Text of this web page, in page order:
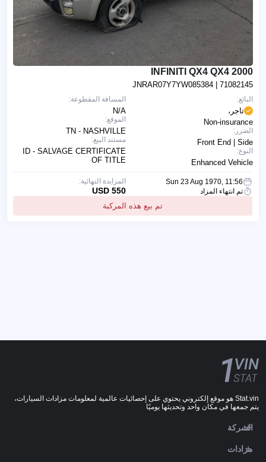
2000 INFINITI QX4 QX4
JNRAR07Y7YW085384 | 71082145
المسافة المقطوعة:
N/A
الموقع:
TN - NASHVILLE
مستند البيع:
ID - SALVAGE CERTIFICATE
OF TITLE
البائع:
تاجر،
Non-insurance
الضرر:
Front End | Side
النوع:
Enhanced Vehicle
Sun 23 Aug 1970, 11:56
تم انتهاء المزاد
تم بيع هذه المركبة
المزايدة النهائية:
550 USD
Stat.vin هو موقع إلكتروني يحتوي على إحصائيات عالمية لمعلومات مزادات السيارات،
يتم جمعها في مكان واحد وتحديثها يوميًا
الشركة
مزادات